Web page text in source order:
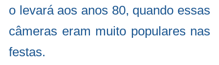
o levará aos anos 80, quando essas
câmeras eram muito populares nas
festas.